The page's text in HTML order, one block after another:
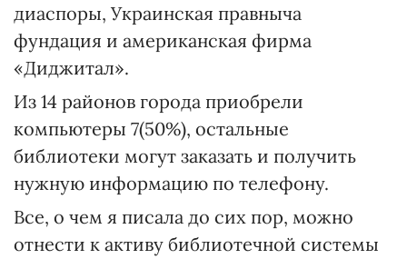
диаспоры, Украинская правныча
фундация и американская фирма
«Диджитал».
Из 14 районов города приобрели
компьютеры 7(50%), остальные
библиотеки могут заказать и получить
нужную информацию по телефону.
Все, о чем я писала до сих пор, можно
отнести к активу библиотечной системы